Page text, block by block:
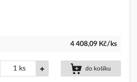
4 408,09 Kč/ks
ks do košíku